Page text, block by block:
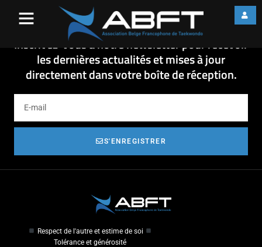
18-11-05 - PROCURATION
Inscrivez-vous à notre newsletter pour recevoir
les dernières actualités et mises à jour
directement dans votre boîte de réception.
S'ENREGISTRER
Respect de l'autre et estime de soi
Tolérance et générosité